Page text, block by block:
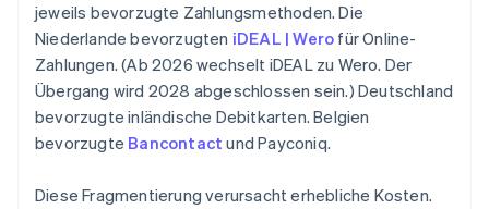
jeweils bevorzugte Zahlungsmethoden. Die
Niederlande bevorzugten iDEAL | Wero für Online-
Zahlungen. (Ab 2026 wechselt iDEAL zu Wero. Der
Übergang wird 2028 abgeschlossen sein.) Deutschland
bevorzugte inländische Debitkarten. Belgien
bevorzugte Bancontact und Payconiq.
Diese Fragmentierung verursacht erhebliche Kosten.